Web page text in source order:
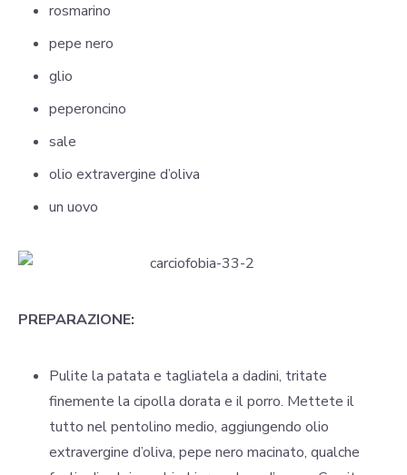
rosmarino
pepe nero
glio
peperoncino
sale
olio extravergine d’oliva
un uovo
PREPARAZIONE:
Pulite la patata e tagliatela a dadini, tritate
finemente la cipolla dorata e il porro. Mettete il
tutto nel pentolino medio, aggiungendo olio
extravergine d’oliva, pepe nero macinato, qualche